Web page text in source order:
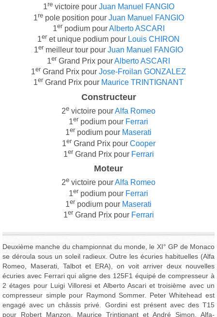
1revictoire pour Juan Manuel FANGIO
1repole position pour Juan Manuel FANGIO
1er podium pourAlberto ASCARI
1er et unique podium pour Louis CHIRON
1er meilleur tour pour Juan Manuel FANGIO
1er Grand Prix pourAlberto ASCARI
1er Grand Prix pour Jose-Froilan GONZALEZ
1er Grand Prix pour Maurice TRINTIGNANT
Constructeur
2e victoire pourAlfa Romeo
1er podium pour Ferrari
1er podium pour Maserati
1er Grand Prix pour Cooper
1er Grand Prix pour Ferrari
Moteur
2e victoire pourAlfa Romeo
1er podium pour Ferrari
1er podium pour Maserati
1er Grand Prix pour Ferrari
Deuxième manche du championnat du monde, le XI° GP de Monaco
se déroula sous un soleil radieux. Outre les écuries habituelles (Alfa
Romeo, Maserati, Talbot et ERA), on voit arriver deux nouvelles
écuries avec Ferrari qui aligne des 125F1 équipé de compresseur à
2 étages pour Luigi Villoresi et Alberto Ascari et troisième avec un
compresseur simple pour Raymond Sommer. Peter Whitehead est
engagé avec un châssis privé. Gordini est présent avec des T15
pour Robert Manzon, Maurice Trintignant et André Simon. Alfa-